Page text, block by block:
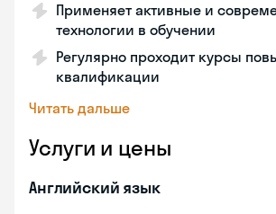
Применяет активные и
технологии в обучении
Регулярно проходит курсы
квалификации
Читать дальше
Услуги и цены
Английский язык